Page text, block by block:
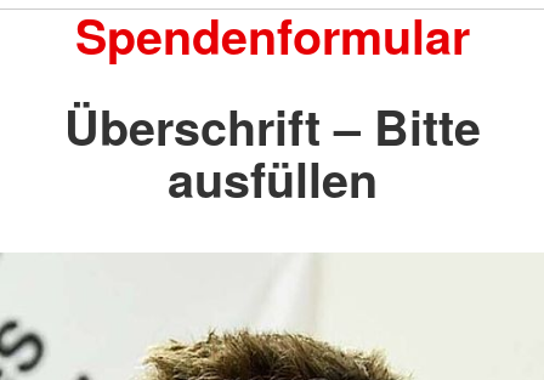
Spendenformular
Überschrift – Bitte
ausfüllen